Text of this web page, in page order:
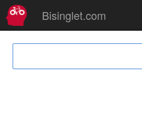
Bisinglet.com